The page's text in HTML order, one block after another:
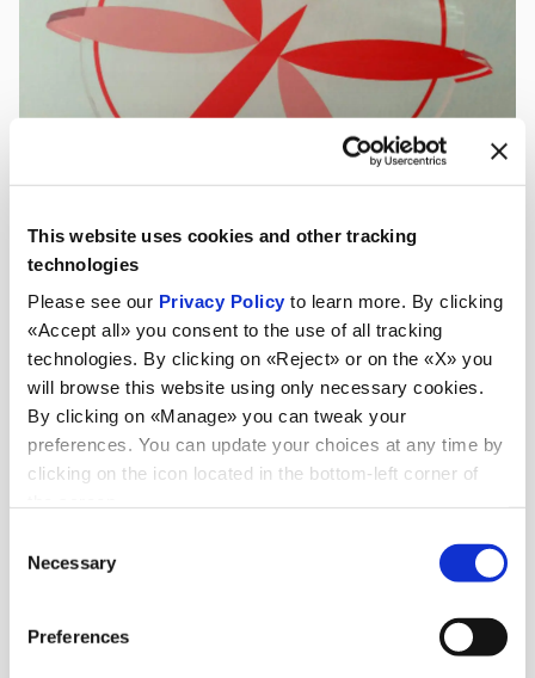
This website uses cookies and other tracking
technologies
Please see our Privacy Policy to learn more. By clicking
«Accept all» you consent to the use of all tracking
technologies. By clicking on «Reject» or on the «X» you
will browse this website using only necessary cookies.
By clicking on «Manage» you can tweak your
preferences. You can update your choices at any time by
clicking on the icon located in the bottom-left corner of
Selection
Necessary
Preferences
Nouveautés
Voir toutes les nouveautés